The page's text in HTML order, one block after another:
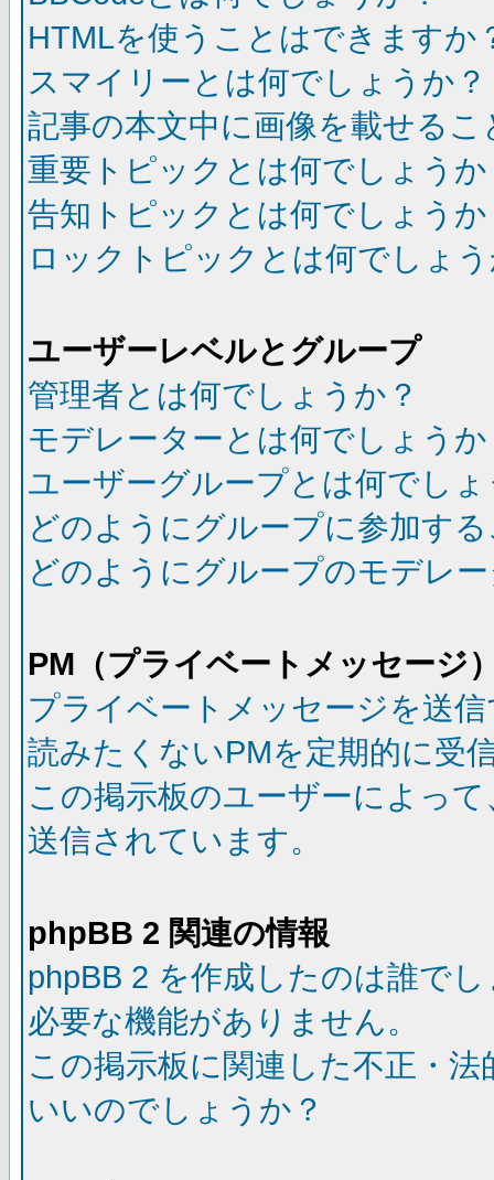
HTMLを使うことはできますか
スマイリーとは何でしょうか？
記事の本文中に画像を載せる
重要トピックとは何でしょうか
告知トピックとは何でしょうか
ロックトピックとは何でしょ
ユーザーレベルとグループ
管理者とは何でしょうか？
モデレーターとは何でしょうか
ユーザーグループとは何でし
どのようにグループに参加す
どのようにグループのモデレ
PM（プライベートメッセージ
プライベートメッセージを送
読みたくないPMを定期的に受
この掲示板のユーザーによっ
送信されています。
phpBB 2 関連の情報
phpBB 2 を作成したのは誰で
必要な機能がありません。
この掲示板に関連した不正・
いいのでしょうか？